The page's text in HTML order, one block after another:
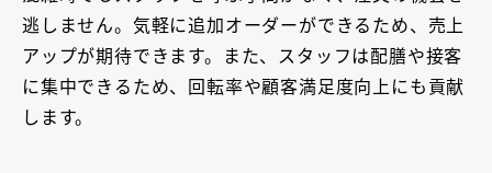
逃しません。気軽に追加オーダーができるため、売上
アップが期待できます。また、スタッフは配膳や接客
に集中できるため、回転率や顧客満足度向上にも貢献
します。